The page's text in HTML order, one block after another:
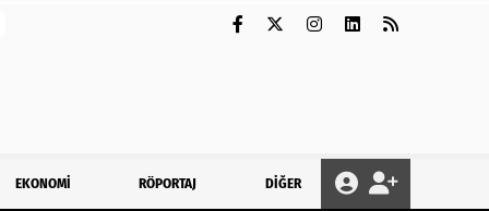
EKONOMİ RÖPORTAJ DİĞER